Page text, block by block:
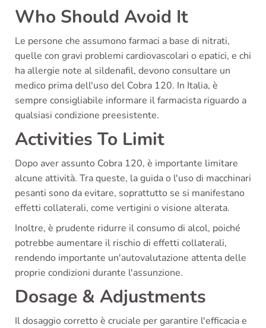
Who Should Avoid It
Le persone che assumono farmaci a base di nitrati,
quelle con gravi problemi cardiovascolari o epatici, e chi
ha allergie note al sildenafil, devono consultare un
medico prima dell'uso del Cobra 120. In Italia, è
sempre consigliabile informare il farmacista riguardo a
qualsiasi condizione preesistente.
Activities To Limit
Dopo aver assunto Cobra 120, è importante limitare
alcune attività. Tra queste, la guida o l'uso di macchinari
pesanti sono da evitare, soprattutto se si manifestano
effetti collaterali, come vertigini o visione alterata.
Inoltre, è prudente ridurre il consumo di alcol, poiché
potrebbe aumentare il rischio di effetti collaterali,
rendendo importante un'autovalutazione attenta delle
proprie condizioni durante l'assunzione.
Dosage & Adjustments
Il dosaggio corretto è cruciale per garantire l'efficacia e